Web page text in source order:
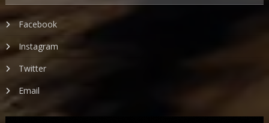
Facebook
Instagram
Twitter
Email